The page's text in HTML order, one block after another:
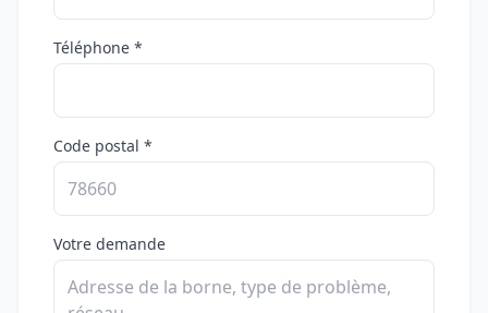
Téléphone *
Code postal *
Votre demande